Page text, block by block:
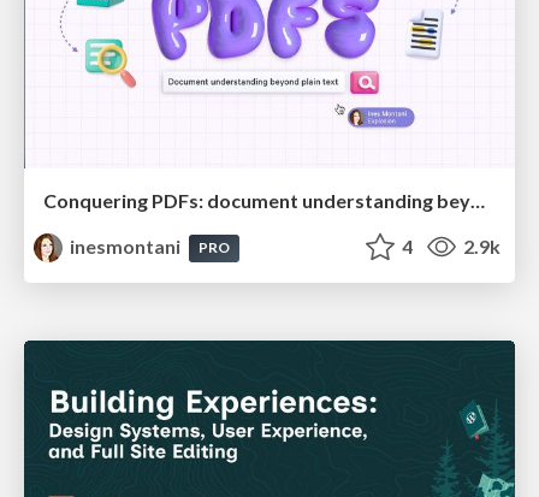
Conquering PDFs: document understanding beyond plain text
inesmontani
PRO 4 2.9k